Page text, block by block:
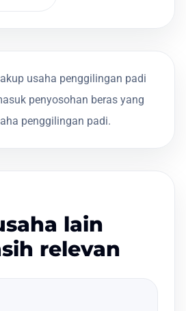
usaha penggilingan padi
penyosohan beras yang
penggilingan padi.
lain
relevan